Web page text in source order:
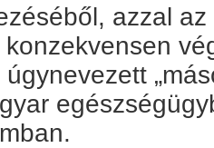
azzal